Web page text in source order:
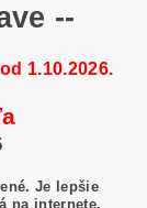
--
1.10.2026.
Je lepšie
na internete.